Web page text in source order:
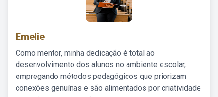
Emelie
Como mentor, minha dedicação é total ao
desenvolvimento dos alunos no ambiente escolar,
empregando métodos pedagógicos que priorizam
conexões genuínas e são alimentados por criatividade